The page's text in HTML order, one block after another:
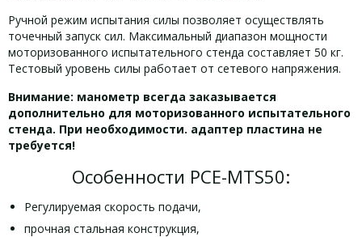
Ручной режим испытания силы позволяет осуществлять
точечный запуск сил. Максимальный диапазон мощности
моторизованного испытательного стенда составляет 50 кг.
Тестовый уровень силы работает от сетевого напряжения.
Внимание: манометр всегда заказывается
дополнительно для моторизованного испытательного
стенда. При необходимости. адаптер пластина не
требуется!
Особенности PCE-MTS50:
Регулируемая скорость подачи,
прочная стальная конструкция,